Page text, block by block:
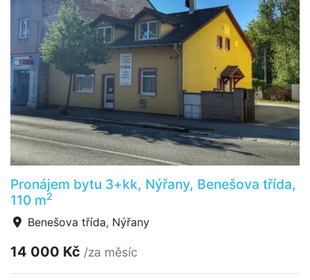
Pronájem bytu 3+kk, Nýřany, Benešova třída,
110 m2
Benešova třída, Nýřany
14 000 Kč /za měsíc